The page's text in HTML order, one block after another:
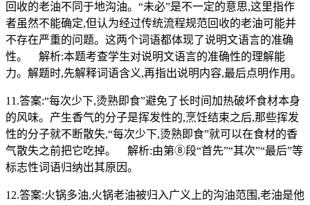
回收的老油不同于地沟油。“未必”是不一定的意思,这里指作
者虽然不能确定,但认为经过传统流程规范回收的老油可能并
不存在严重的问题。这两个词语都体现了说明文语言的准确
性。 解析:本题考查学生对说明文语言的准确性的理解能
力。解题时,先解释词语含义,再指出说明内容,最后点明作用。
11.答案:“每次少下,烫熟即食”避免了长时间加热破坏食材本身
的风味。产生香气的分子是挥发性的,烹饪结束之后,那些挥发
性的分子就不断散失,“每次少下,烫熟即食”就可以在食材的香
气散失之前把它吃掉。 解析:由第⑧段“首先”“其次”“最后”等
标志性词语归纳出其原因。
12.答案:火锅多油,火锅老油被归入广义上的沟油范围,老油是他